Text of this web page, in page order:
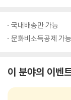
국내배송만 가능
문화비소득공제 가능
이 분야의 이벤